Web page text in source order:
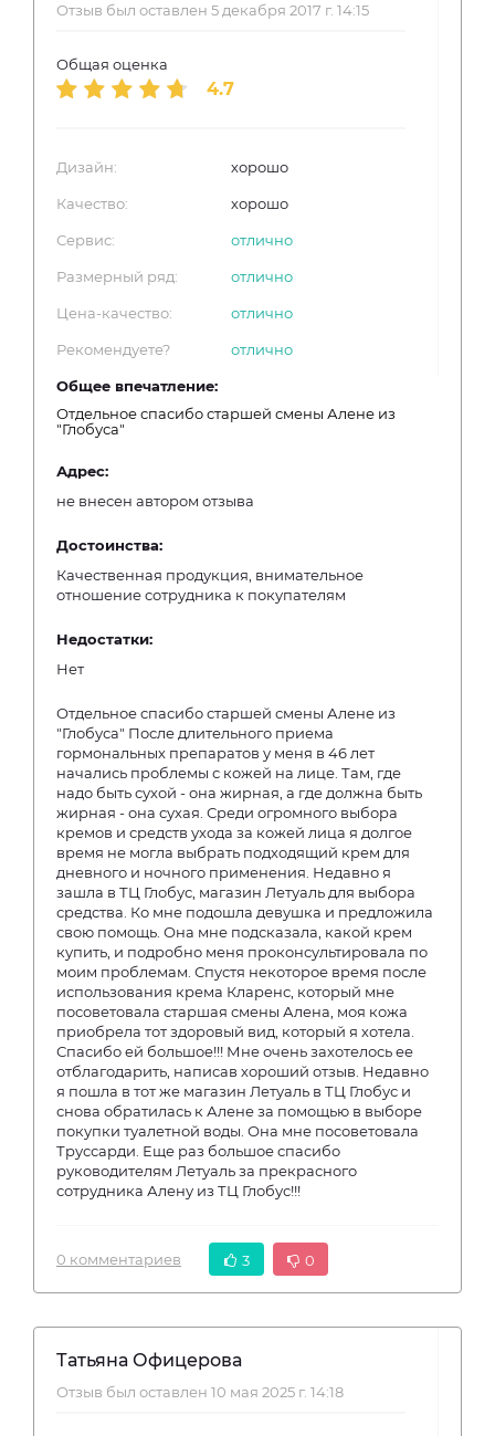
Отзыв был оставлен 5 декабря 2017 г. 14:15
Общая оценка
4.7
Дизайн: хорошо
Качество: хорошо
Сервис: отлично
Размерный ряд: отлично
Цена-качество: отлично
Рекомендуете? отлично
Общее впечатление:
Отдельное спасибо старшей смены Алене из
"Глобуса"
Адрес:
не внесен автором отзыва
Достоинства:
Качественная продукция, внимательное
отношение сотрудника к покупателям
Недостатки:
Нет
Отдельное спасибо старшей смены Алене из
"Глобуса" После длительного приема
гормональных препаратов у меня в 46 лет
начались проблемы с кожей на лице. Там, где
надо быть сухой - она жирная, а где должна быть
жирная - она сухая. Среди огромного выбора
кремов и средств ухода за кожей лица я долгое
время не могла выбрать подходящий крем для
дневного и ночного применения. Недавно я
зашла в ТЦ Глобус, магазин Летуаль для выбора
средства. Ко мне подошла девушка и предложила
свою помощь. Она мне подсказала, какой крем
купить, и подробно меня проконсультировала по
моим проблемам. Спустя некоторое время после
использования крема Кларенс, который мне
посоветовала старшая смены Алена, моя кожа
приобрела тот здоровый вид, который я хотела.
Спасибо ей большое!!! Мне очень захотелось ее
отблагодарить, написав хороший отзыв. Недавно
я пошла в тот же магазин Летуаль в ТЦ Глобус и
снова обратилась к Алене за помощью в выборе
покупки туалетной воды. Она мне посоветовала
Труссарди. Еще раз большое спасибо
руководителям Летуаль за прекрасного
сотрудника Алену из ТЦ Глобус!!!
0 комментариев 3 0
Татьяна Офицерова
Отзыв был оставлен 10 мая 2025 г. 14:18